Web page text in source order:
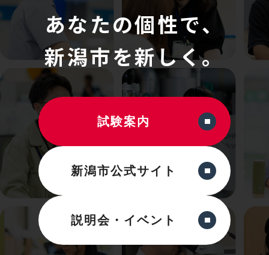
あなたの個性で、
新潟市を新しく。
試験案内
新潟市公式サイト
説明会・イベント